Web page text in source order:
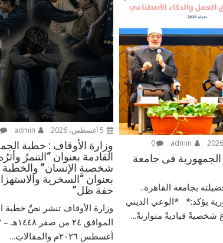
0
فى جامعة
بجامعة القاهرة..
يؤكد:* *الوعي الديني
قياديةً متوازنةً...
وزارة الأوقاف : خطبة
القادمة بعنوان “التنمرُ
شخصيةِ الإنسان” والخطبة
بعنوان “السخرية
خفة ظل”
وزارة الأوقاف تنشر نصَّ خطبة
أغسطس ٢٠٢٦م والمقالاتِ...